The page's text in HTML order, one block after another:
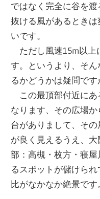
ではなく完全に谷を
抜ける風があるとき
いです。
ただし風速15m以上
す。というより、そ
るかどうかは疑問です
この最頂部付近にあ
なります、その広場
台がありまして、その
が良く見えるうえ、
部：高槻・枚方・寝
るスポットが儲けら
比がなかなか絶景です